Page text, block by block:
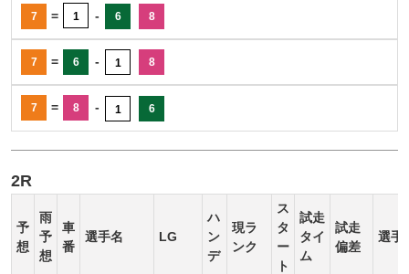
7 = 1 - 6 8
7 = 6 - 1 8
7 = 8 - 1 6
2R
予
想
雨
予
想
車
番
選手名 LG
ハ
ン
デ
現ラ
ンク
ス
タ
ー
ト
試走
タイ
ム
試走
偏差
選手